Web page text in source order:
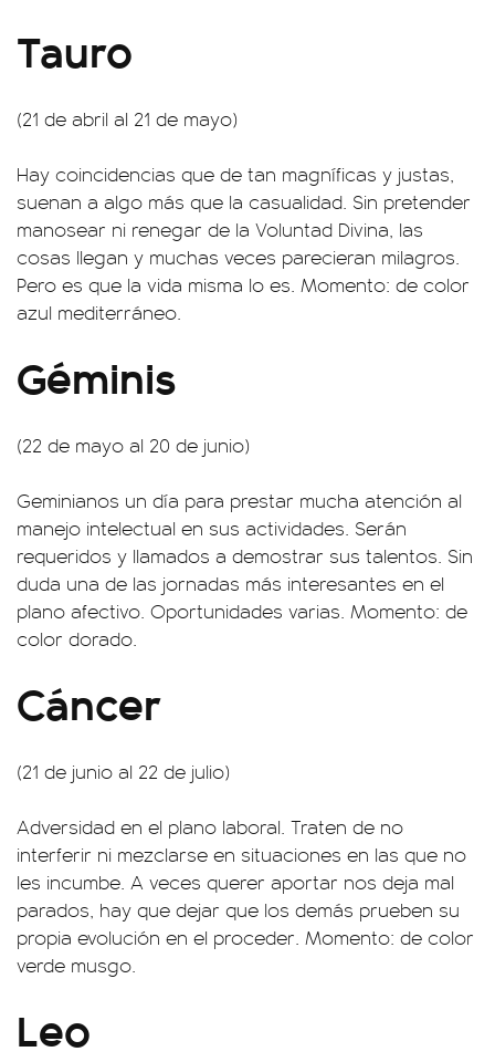
Tauro
(21 de abril al 21 de mayo)
Hay coincidencias que de tan magníficas y justas,
suenan a algo más que la casualidad. Sin pretender
manosear ni renegar de la Voluntad Divina, las
cosas llegan y muchas veces parecieran milagros.
Pero es que la vida misma lo es. Momento: de color
azul mediterráneo.
Géminis
(22 de mayo al 20 de junio)
Geminianos un día para prestar mucha atención al
manejo intelectual en sus actividades. Serán
requeridos y llamados a demostrar sus talentos. Sin
duda una de las jornadas más interesantes en el
plano afectivo. Oportunidades varias. Momento: de
color dorado.
Cáncer
(21 de junio al 22 de julio)
Adversidad en el plano laboral. Traten de no
interferir ni mezclarse en situaciones en las que no
les incumbe. A veces querer aportar nos deja mal
parados, hay que dejar que los demás prueben su
propia evolución en el proceder. Momento: de color
verde musgo.
Leo